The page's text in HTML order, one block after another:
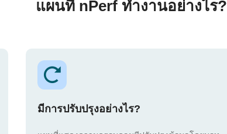
แผนที่ nPerf ทำงานอย่างไร?
มีการปรับปรุงอย่างไร?